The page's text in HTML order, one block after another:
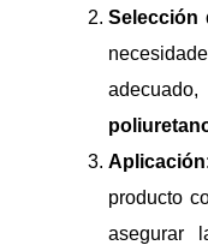
Selección
Aplicación
producto
asegurar